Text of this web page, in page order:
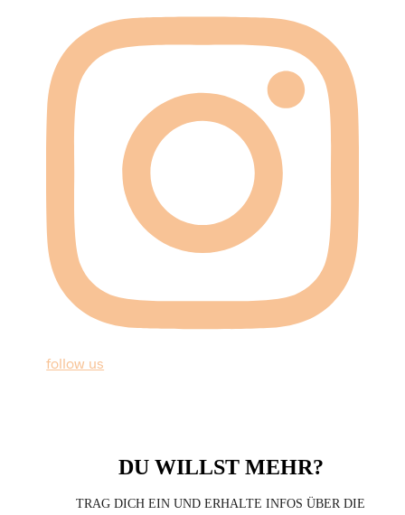
follow us
DU WILLST MEHR?
TRAG DICH EIN UND ERHALTE INFOS ÜBER DIE